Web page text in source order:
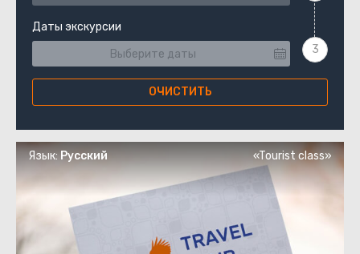
Даты экскурсии
ОЧИСТИТЬ
Язык:Русский «Tourist class»